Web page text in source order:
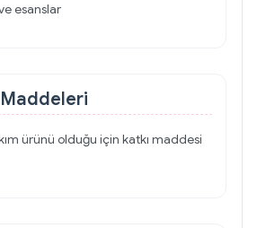
esanslar
ürünü olduğu için katkı maddesi